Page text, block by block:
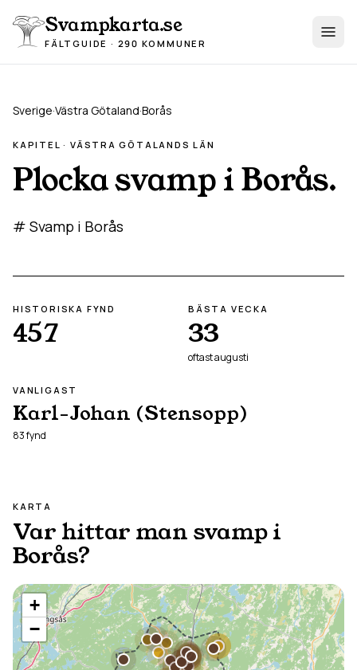
Svampkarta.se
FÄLTGUIDE · 290 KOMMUNER
Sverige·Västra Götaland·Borås
KAPITEL · VÄSTRA GÖTALAND S LÄN
Plocka svamp iBorås.
# Svamp i Borås
HISTORISKA FYND
457
BÄSTA VECKA
33
oftastaugusti
VANLIGAST
Karl-Johan (Stensopp)
83fynd
KARTA
Var hittar man svamp i
Borås?
+
−